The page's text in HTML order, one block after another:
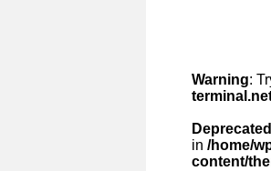
Warning:
Deprecated
in /home/
content/